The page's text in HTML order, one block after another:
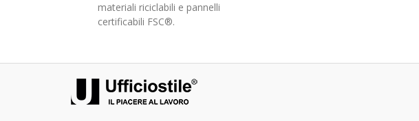
materiali riciclabili e pannelli
certificabili FSC®.